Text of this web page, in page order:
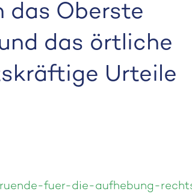
das Oberste
das örtliche
Urteile
fuer-die-aufhebung-